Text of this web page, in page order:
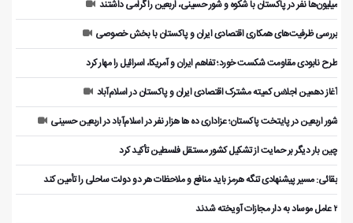
میلیون‌ها نفر در پاکستان با شکوه و شور حسینی، اربعین را گرامی داشتند
بررسی ظرفیت‌های همکاری اقتصادی ایران و پاکستان با بخش خصوصی
طرح نابودی مقاومت شکست خورد؛ تفاهم ایران و آمریکا، اسرائیل را مهار کرد
آغاز دهمین اجلاس کمیته مشترک اقتصادی ایران و پاکستان در اسلام‌آباد
شور اربعین در پایتخت پاکستان؛ عزاداری ده ها هزار نفر در اسلام‌آباد در اربعین حسینی
چین بار دیگر بر حمایت از تشکیل کشور مستقل فلسطین تأکید کرد
بقائی: مسیر پیشنهادی تنگه هرمز باید منافع و ملاحظات هر دو دولت ساحلی را تأمین کند
۲ عامل موساد به دار مجازات آویخته شدند